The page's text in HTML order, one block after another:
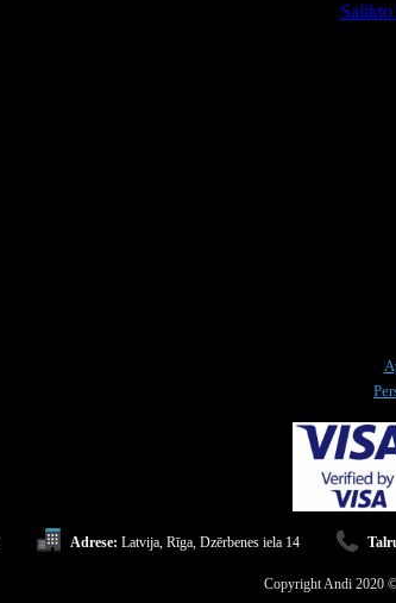
Adrese: Latvija, Rīga, Dzērbenes iela 14
Copyright Andi 2020